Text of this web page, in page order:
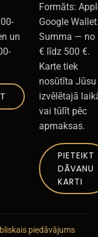
un
Formāts:
Google
Summa — no
€ līdz 500 €.
Karte tiek
nosūtīta Jūsu
izvēlētajā
vai tūlīt pēc
apmaksas.
PIETEIKT
DĀVANU
KARTI
piedāvājums